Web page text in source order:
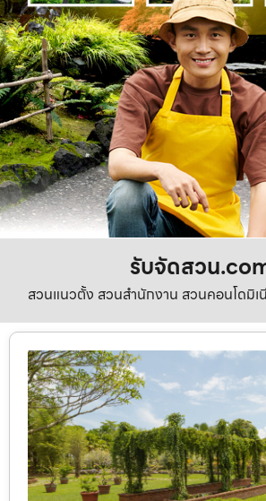
รับจัดสวน
สวนแนวตั้ง สวนสำนักงาน สวนคอนโดมิ